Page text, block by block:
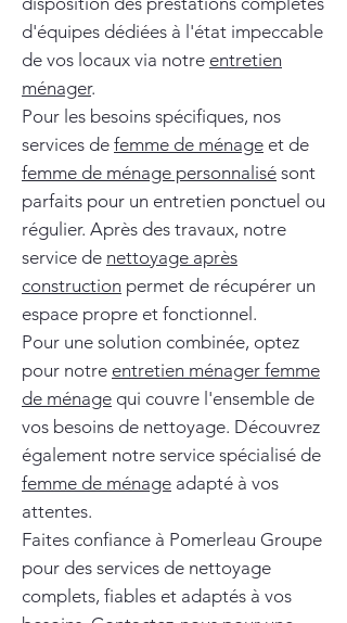
d'équipes dédiées à l'état impeccable
de vos locaux via notre entretien
ménager.
Pour les besoins spécifiques, nos
services de femme de ménage et de
femme de ménage personnalisé sont
parfaits pour un entretien ponctuel ou
régulier. Après des travaux, notre
service de nettoyage après
construction permet de récupérer un
espace propre et fonctionnel.
Pour une solution combinée, optez
pour notre entretien ménager femme
de ménage qui couvre l'ensemble de
vos besoins de nettoyage. Découvrez
également notre service spécialisé de
femme de ménage adapté à vos
attentes.
Faites confiance à Pomerleau Groupe
pour des services de nettoyage
complets, fiables et adaptés à vos